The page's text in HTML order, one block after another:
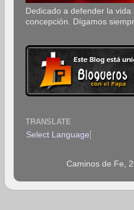
Dedicado a defender la vida
concepción. Dígamos
TRANSLATE
Select Language
Caminos de Fe,